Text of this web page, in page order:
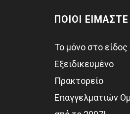
ΠΟΙΟΙ ΕΙΜΑΣΤΕ
Το μόνο στο είδος
Εξειδικευμένο
Πρακτορείο
Επαγγελματιών